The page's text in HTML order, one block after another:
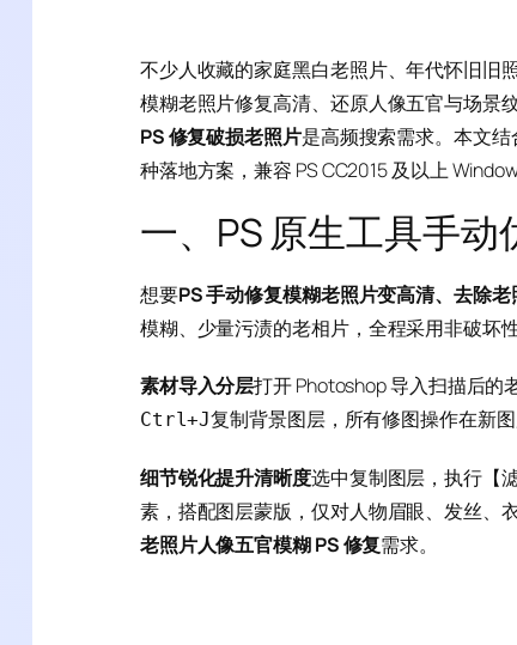
不少人收藏的家庭黑白老照片、年代怀旧旧
模糊老照片修复高清、还原人像五官与场景
PS 修复破损老照片是高频搜索需求。本文结
种落地方案，兼容 PS CC2015 及以上
一、PS 原生工具手动
想要PS 手动修复模糊老照片变高清、去除
模糊、少量污渍的老相片，全程采用非破坏
素材导入分层打开 Photoshop 导入扫描后的
Ctrl+J复制背景图层，所有修图操作在新
细节锐化提升清晰度选中复制图层，执行【
素，搭配图层蒙版，仅对人物眉眼、发丝、
老照片人像五官模糊 PS 修复需求。